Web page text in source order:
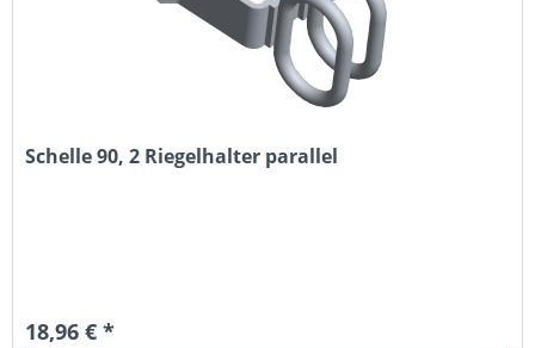
Schelle 90, 2 Riegelhalter parallel
18,96 € *